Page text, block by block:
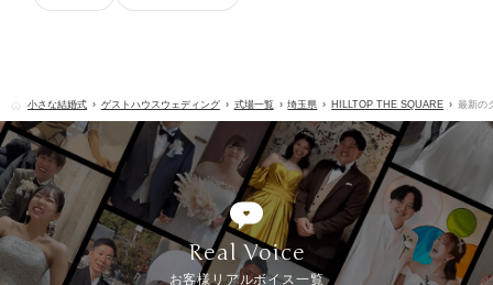
小さな結婚式 ゲストハウスウェディング 式場一覧 埼玉県 HILLTOP THE SQUARE 最新の
Real Voice
お客様リアルボイス一覧